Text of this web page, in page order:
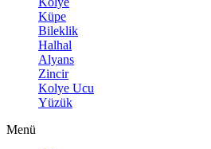
Küpe
Bileklik
Halhal
Alyans
Zincir
Kolye Ucu
Yüzük
Menü